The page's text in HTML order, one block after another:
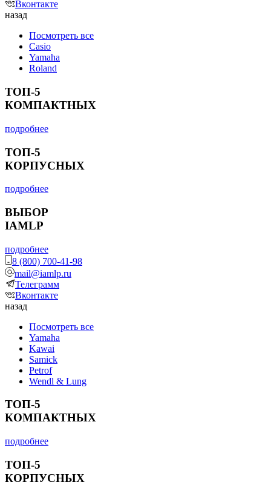
Вконтакте
назад
Посмотреть все
Casio
Yamaha
Roland
ТОП-5
КОМПАКТНЫХ
подробнее
ТОП-5
КОРПУСНЫХ
подробнее
ВЫБОР
IAMLP
подробнее
8 (800) 700-41-98
mail@iamlp.ru
Телеграмм
Вконтакте
назад
Посмотреть все
Yamaha
Kawai
Samick
Petrof
Wendl & Lung
ТОП-5
КОМПАКТНЫХ
подробнее
ТОП-5
КОРПУСНЫХ